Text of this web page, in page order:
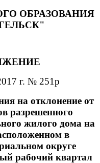
ОБРАЗОВАНИЯ
г. № 251р
на отклонение от
разрешенного
жилого дома на
в
округе
рабочий квартал